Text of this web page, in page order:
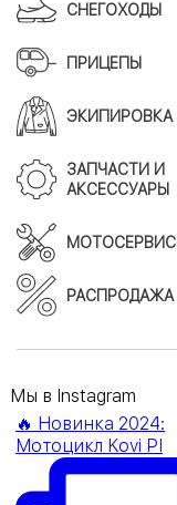
СНЕГОХОДЫ
ПРИЦЕПЫ
ЭКИПИРОВКА
ЗАПЧАСТИ И
АКСЕССУАРЫ
МОТОСЕРВИС
РАСПРОДАЖА
Мы в Instagram
🔥 Новинка 2024:
Мотоцикл Kovi PI